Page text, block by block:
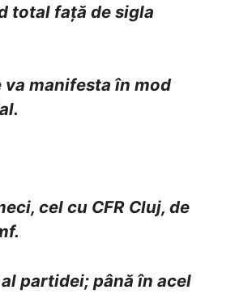
total față de sigla
va manifesta în mod
cel cu CFR Cluj, de
partidei; până în acel